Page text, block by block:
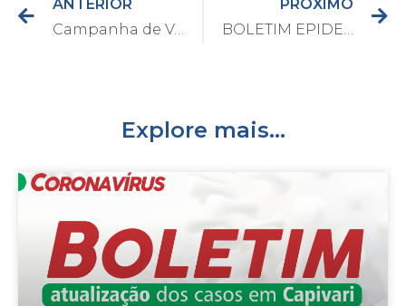
ANTERIOR
Campanha de Vacinação contra o Sarampo foi prorrogada até o dia 13 de novembro
PRÓXIMO
Explore mais...